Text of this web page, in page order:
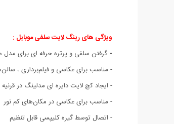
ویژگی های رینگ لایت سلفی موبایل :
- گرفتن سلفی و پرتره حرفه ای برای مدل
- مناسب برای عکاسی و فیلم‌برداری ،
- ایجاد کچ لایت دایره ای مدلینگ در
- مناسب برای عکاسی در مکان‌های کم نور
- اتصال توسط گیره کلیپسی قابل تنظیم